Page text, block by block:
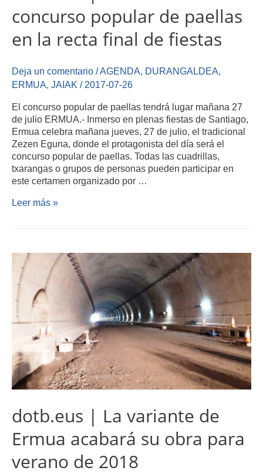
concurso popular de paellas
en la recta final de fiestas
Deja un comentario /AGENDA DURANGALDEA
ERMUA JAIAK / 2017-07-26
El concurso popular de paellas tendrá lugar mañana 27
de julio ERMUA.- Inmerso en plenas fiestas de Santiago,
Ermua celebra mañana jueves, 27 de julio, el tradicional
Zezen Eguna, donde el protagonista del día será el
concurso popular de paellas. Todas las cuadrillas,
txarangas o grupos de personas pueden participar en
este certamen organizado por …
Leer más »
dotb.eus | La variante de
Ermua acabará su obra para
verano de 2018